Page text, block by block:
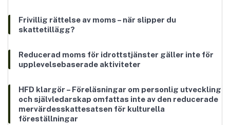
Frivillig rättelse av moms – när slipper du
skattetillägg?
Reducerad moms för idrottstjänster gäller inte för
upplevelsebaserade aktiviteter
HFD klargör – Föreläsningar om personlig utveckling
och självledarskap omfattas inte av den reducerade
mervärdesskattesatsen för kulturella
föreställningar